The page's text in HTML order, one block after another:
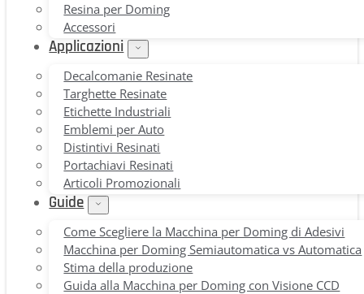
Resina per Doming
Accessori
Applicazioni
Decalcomanie Resinate
Targhette Resinate
Etichette Industriali
Emblemi per Auto
Distintivi Resinati
Portachiavi Resinati
Articoli Promozionali
Guide
Come Scegliere la Macchina per Doming di Adesivi
Macchina per Doming Semiautomatica vs Automatica
Stima della produzione
Guida alla Macchina per Doming con Visione CCD